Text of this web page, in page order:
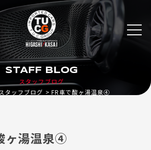
スタッフブログ
STAFF BLOG
スタッフブログ FR車で酸ヶ湯温泉④
ヶ湯温泉④